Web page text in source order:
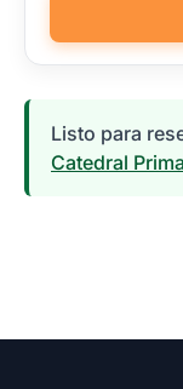
Listo para
Catedral